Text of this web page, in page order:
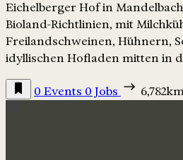
Eichelberger Hof in
Bioland-Richtlinien, mit
Freilandschweinen, Hühnern,
idyllischen Hofladen mitten in
0 Events 0 Jobs